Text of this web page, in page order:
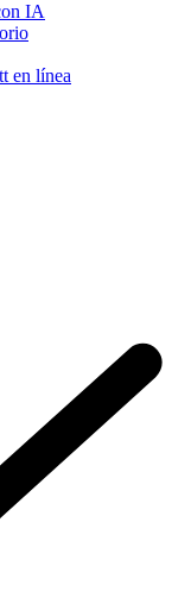
IA
en línea